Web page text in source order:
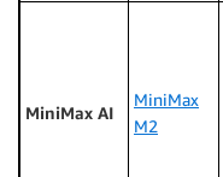
MiniMax AI
MiniMax
M2